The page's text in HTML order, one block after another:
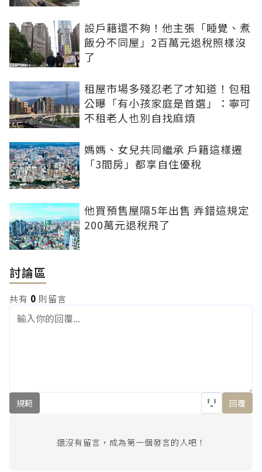
設戶籍還不夠！他主張「睡覺、煮
飯分不同屋」2百萬元退稅照樣沒
了
租屋市場多殘忍老了才知道！包租
公曝「有小孩家庭是首選」：寧可
不租老人也別自找麻煩
媽媽、女兒共同繼承 戶籍這樣遷
「3間房」都享自住優稅
他買預售屋隔5年出售 弄錯這規定
200萬元退稅飛了
討論區
共有 0 則留言
規範 回覆
還沒有留言，成為第一個發言的人吧！